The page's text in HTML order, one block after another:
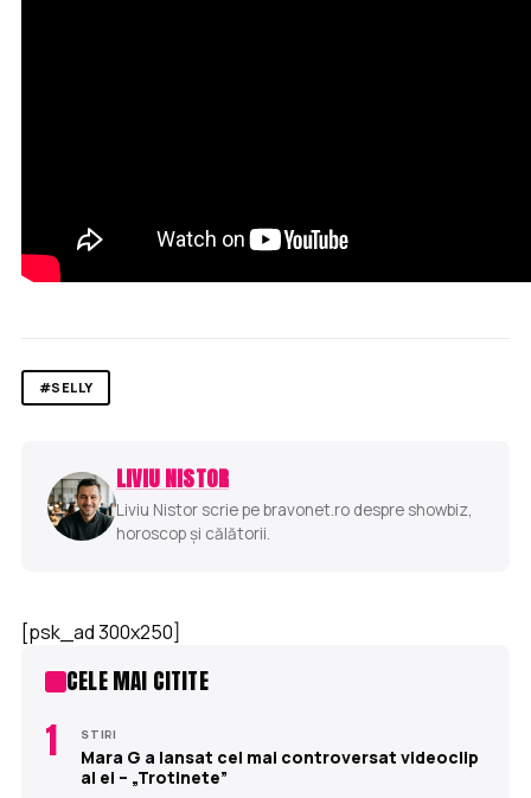
#SELLY
LIVIU NISTOR
Liviu Nistor scrie pe bravonet.ro despre showbiz,
horoscop și călătorii.
[psk_ad 300x250]
CELE MAI CITITE
1 STIRI
Mara G a lansat cel mai controversat videoclip
al ei – „Trotinete”